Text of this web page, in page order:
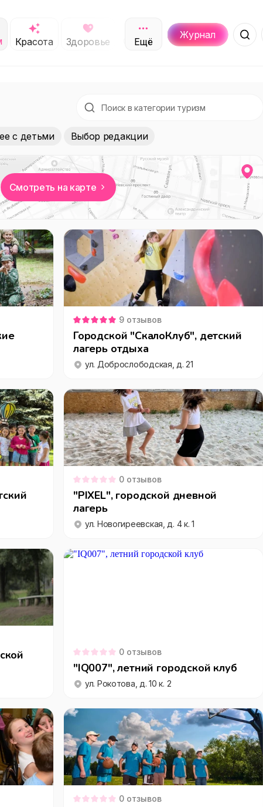
Красота Здоровье Обучение Спорт Услуги
Ещё
Журнал
с детьми Выбор редакции
Смотреть на карте
9 отзывов
Городской "СкалоКлуб", детский
лагерь отдыха
ул. Доброслободская, д. 21
0 отзывов
"PIXEL", городской дневной
лагерь
ул. Новогиреевская, д. 4 к. 1
0 отзывов
"IQ007", летний городской клуб
ул. Рокотова, д. 10 к. 2
0 отзывов